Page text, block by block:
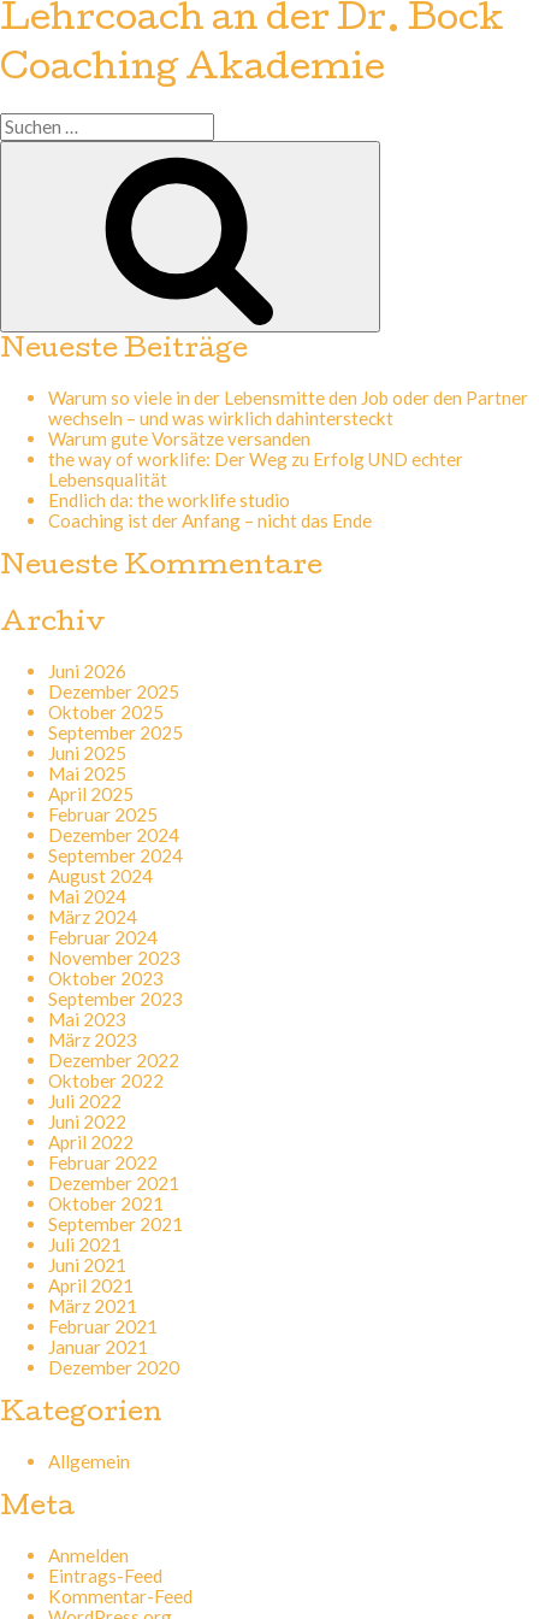
Lehrcoach an der Dr. Bock
Coaching Akademie
Suchen
nach:
Neueste Beiträge
Warum so viele in der Lebensmitte den Job oder den Partner
wechseln – und was wirklich dahintersteckt
Warum gute Vorsätze versanden
the way of worklife: Der Weg zu Erfolg UND echter
Lebensqualität
Endlich da: the worklife studio
Coaching ist der Anfang – nicht das Ende
Neueste Kommentare
Archiv
Juni 2026
Dezember 2025
Oktober 2025
September 2025
Juni 2025
Mai 2025
April 2025
Februar 2025
Dezember 2024
September 2024
August 2024
Mai 2024
März 2024
Februar 2024
November 2023
Oktober 2023
September 2023
Mai 2023
März 2023
Dezember 2022
Oktober 2022
Juli 2022
Juni 2022
April 2022
Februar 2022
Dezember 2021
Oktober 2021
September 2021
Juli 2021
Juni 2021
April 2021
März 2021
Februar 2021
Januar 2021
Dezember 2020
Kategorien
Allgemein
Meta
Anmelden
Eintrags-Feed
Kommentar-Feed